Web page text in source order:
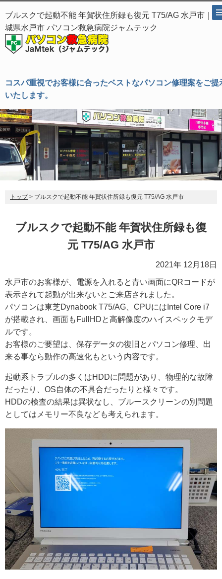
ブルスクで起動不能 年賀状住所録も復元 T75/AG 水戸市｜茨
城県水戸市 パソコン救急病院ジャムテック
コスパ重視でお客様に合ったベストなパソコン修理案をご提
いたします。
トップ> ブルスクで起動不能 年賀状住所録も復元 T75/AG 水戸市
ブルスクで起動不能 年賀状住所録も復
元 T75/AG 水戸市
2021年 12月18日
水戸市のお客様が、電源を入れると青い画面にQRコードが
表示されて起動が出来ないとご来店されました。
パソコンは東芝Dynabook T75/AG、CPUにはIntel Core i7
が搭載され、画面もFullHDと高解像度のハイスペックモデ
ルです。
お客様のご要望は、保存データの復旧とパソコン修理、出
来る事なら動作の高速化もという内容です。
起動系トラブルの多くはHDDに問題があり、物理的な故障
だったり、OS自体の不具合だったりと様々です。
HDDの検査の結果は異状なし、ブルースクリーンの別問題
としてはメモリー不良なども考えられます。